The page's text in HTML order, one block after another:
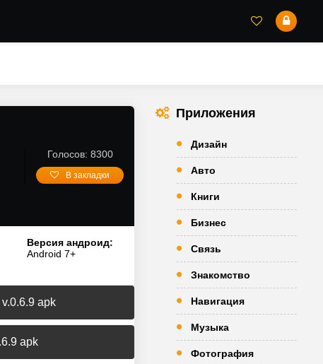
Голосов: 8300
В закладки
Версия андроид:
Android 7+
apk
apk
Приложения
Дизайн
Авто
Книги
Бизнес
Связь
Знакомство
Навигация
Музыка
Фотография